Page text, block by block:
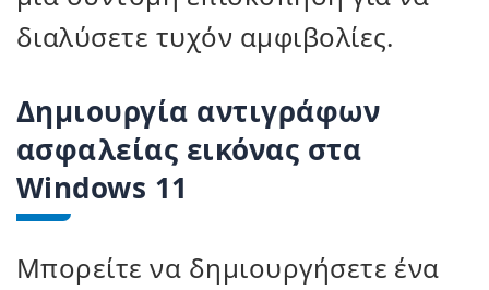
διαλύσετε τυχόν αμφιβολίες.
Δημιουργία αντιγράφων
ασφαλείας εικόνας στα
Windows 11
Μπορείτε να δημιουργήσετε ένα